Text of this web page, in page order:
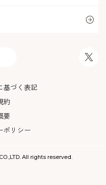
基づく表記
約
要
ポリシー
All rights reserved.